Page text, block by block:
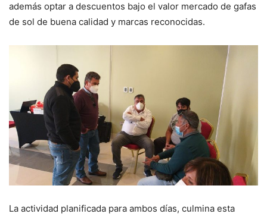
además optar a descuentos bajo el valor mercado de gafas
de sol de buena calidad y marcas reconocidas.
La actividad planificada para ambos días, culmina esta